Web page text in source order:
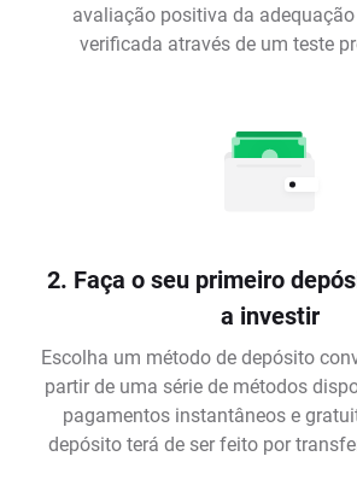
avaliação positiva da
verificada através de um teste
2. Faça o seu primeiro
a investir
Escolha um método de depósito
partir de uma série de métodos
pagamentos instantâneos e
depósito terá de ser feito por